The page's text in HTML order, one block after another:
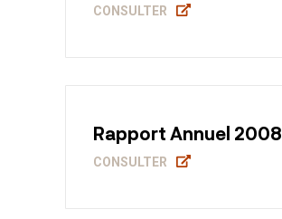
CONSULTER
Rapport Annuel 2008
CONSULTER